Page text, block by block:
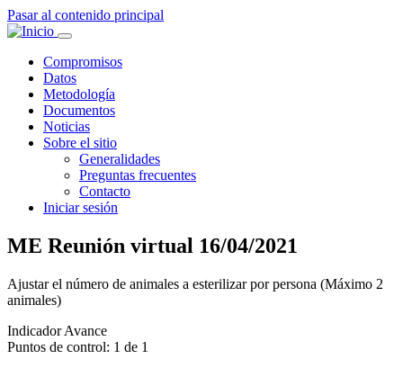
Pasar al contenido principal
Main
navigation
Compromisos
Datos
Metodología
Documentos
Noticias
Sobre el sitio
Generalidades
Preguntas frecuentes
Contacto
Iniciar sesión
ME Reunión virtual 16/04/2021
Ajustar el número de animales a esterilizar por persona (Máximo 2
animales)
Indicador Avance
Puntos de control: 1 de 1